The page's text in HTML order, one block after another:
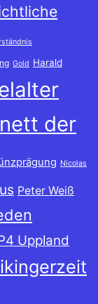
Gold Harald
der
Nicolas
Peter Weiß
Uppland